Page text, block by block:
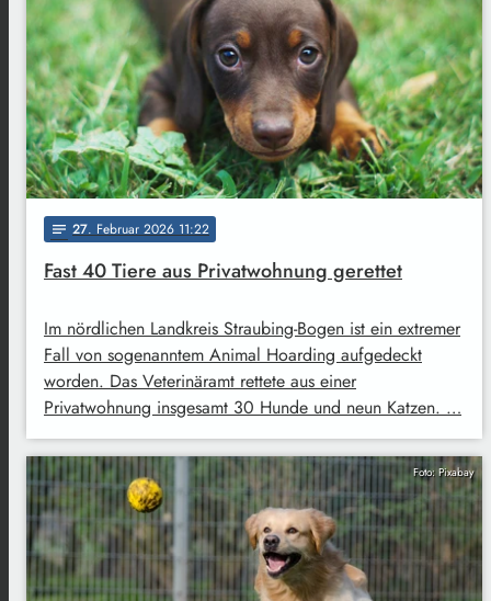
notes 27. Februar 2026 11:22
Fast 40 Tiere aus Privatwohnung gerettet
Im nördlichen Landkreis Straubing-Bogen ist ein extremer
Fall von sogenanntem Animal Hoarding aufgedeckt
worden. Das Veterinäramt rettete aus einer
Privatwohnung insgesamt 30 Hunde und neun Katzen. …
Foto: Pixabay